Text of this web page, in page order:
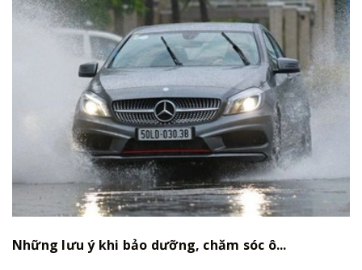
Những lưu ý khi bảo dưỡng, chăm sóc ô...